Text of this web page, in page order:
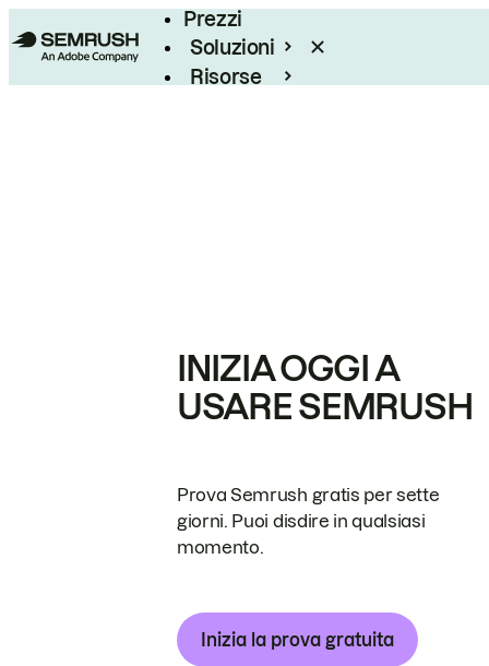
Prezzi
Soluzioni
Risorse
INIZIA OGGI A
USARE SEMRUSH
Prova Semrush gratis per sette
giorni. Puoi disdire in qualsiasi
momento.
Inizia la prova gratuita